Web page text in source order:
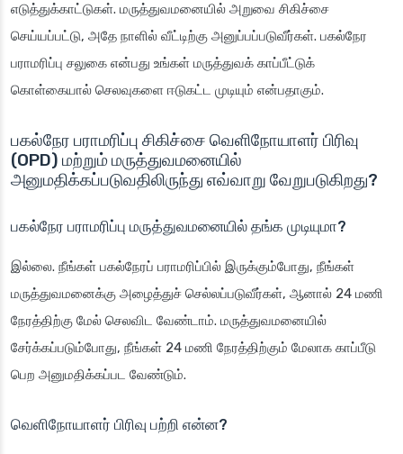
எடுத்துக்காட்டுகள். மருத்துவமனையில் அறுவை சிகிச்சை
செய்யப்பட்டு, அதே நாளில் வீட்டிற்கு அனுப்பப்படுவீர்கள். பகல்நேர
பராமரிப்பு சலுகை என்பது உங்கள் மருத்துவக் காப்பீட்டுக்
கொள்கையால் செலவுகளை ஈடுகட்ட முடியும் என்பதாகும்.
பகல்நேர பராமரிப்பு சிகிச்சை வெளிநோயாளர் பிரிவு
(OPD) மற்றும் மருத்துவமனையில்
அனுமதிக்கப்படுவதிலிருந்து எவ்வாறு வேறுபடுகிறது?
பகல்நேர பராமரிப்பு மருத்துவமனையில் தங்க முடியுமா?
இல்லை. நீங்கள் பகல்நேரப் பராமரிப்பில் இருக்கும்போது, நீங்கள்
மருத்துவமனைக்கு அழைத்துச் செல்லப்படுவீர்கள், ஆனால் 24 மணி
நேரத்திற்கு மேல் செலவிட வேண்டாம். மருத்துவமனையில்
சேர்க்கப்படும்போது, நீங்கள் 24 மணி நேரத்திற்கும் மேலாக காப்பீடு
பெற அனுமதிக்கப்பட வேண்டும்.
வெளிநோயாளர் பிரிவு பற்றி என்ன?